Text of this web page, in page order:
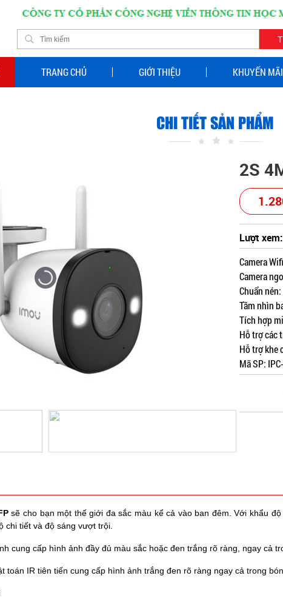
TRANG CHỦ GIỚI THIỆU KHUYẾN MÃI
CHI TIẾT SẢN PHẨM
2S
Lượt xem:
Camera
Camera
Chuẩn
Tầm nhìn
Tích hợp
Hỗ trợ các
Hỗ trợ khe
Mã SP:
sẽ cho bạn một thế giới đa sắc màu kể cả vào ban đêm. Với khẩu
chi tiết và độ sáng vượt trội.
cung cấp hình ảnh đầy đủ màu sắc hoặc đen trắng rõ ràng, ngay cả
toán IR tiên tiến cung cấp hình ảnh trắng đen rõ ràng ngay cả trong